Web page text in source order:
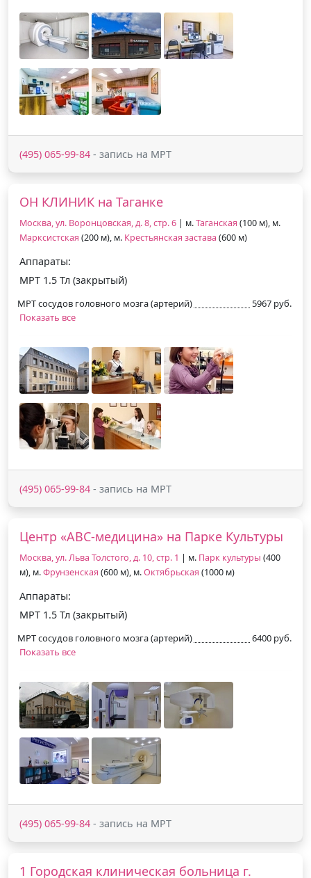
(495) 065-99-84 - запись на МРТ
ОН КЛИНИК на Таганке
Москва, ул. Воронцовская, д. 8, стр. 6 | м.Таганская (100 м), м.
Марксистская (200 м), м. Крестьянская застава (600 м)
Аппараты:
МРТ 1.5 Тл (закрытый)
МРТ сосудов головного мозга (артерий)
5967 руб.
Показать все
(495) 065-99-84 - запись на МРТ
Центр «АВС-медицина» на Парке Культуры
Москва, ул. Льва Толстого, д. 10, стр. 1 | м. Парк культуры (400
м), м.Фрунзенская (600 м), м.Октябрьская (1000 м)
Аппараты:
МРТ 1.5 Тл (закрытый)
МРТ сосудов головного мозга (артерий)
6400 руб.
Показать все
(495) 065-99-84 - запись на МРТ
1 Городская клиническая больница г.